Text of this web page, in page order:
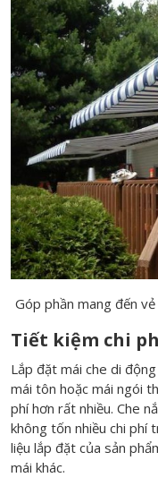
Góp phần mang đến
Tiết kiệm chi
Lắp đặt mái che di
mái tôn hoặc mái ngói
phí hơn rất nhiều. Che
không tốn nhiều chi phí
liệu lắp đặt của sản
mái khác.